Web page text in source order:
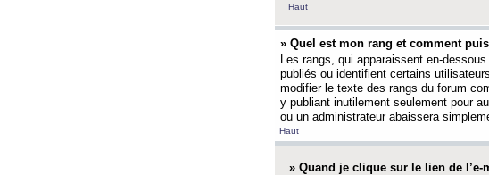
Haut
» Quel est mon rang et comment
Les rangs, qui apparaissent en-
publiés ou identifient certains
modifier le texte des rangs du forum
y publiant inutilement seulement pour
ou un administrateur abaissera
Haut
» Quand je clique sur le lien de